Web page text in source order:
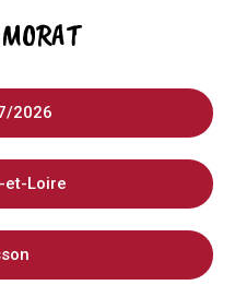
2026
et-Loire